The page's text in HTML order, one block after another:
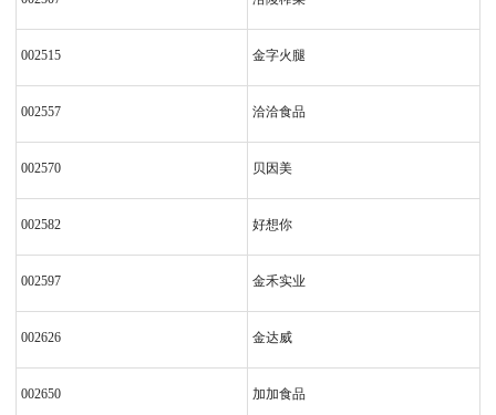
002515 金字火腿
002557 洽洽食品
002570 贝因美
002582 好想你
002597 金禾实业
002626 金达威
002650 加加食品